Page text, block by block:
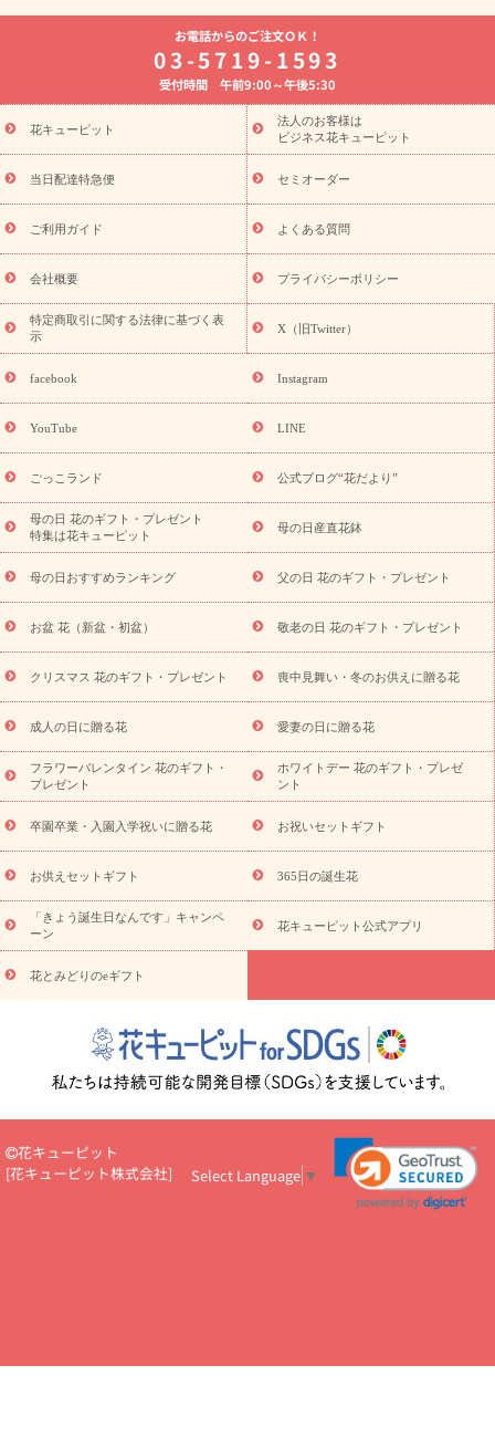
よく贈られる花
お祝いの花特集
誕生日フラワーギフト特集
8月の誕生花(トルコキキョウ)
開店・開業祝い
お供え・お悔やみ お供え・お悔やみの花
通夜・葬儀に贈る花 胡蝶蘭・花鉢
ーブドフラワー
季節のイベント
ひまわり ギフト・プレゼント
特集
お盆 花（新盆・初盆） 季節のイベント
お盆 花（新
盆・初盆）
お盆 花（新盆・初盆）
お盆・お供え 花とセットギ
フト
お盆・お供え プリザーブドフラワー
ひまわり ギフト・プ
レゼント特集
夏の花贈り・お中元・暑中見舞い 花のギフト特集
敬老の日におくる花ギフト・プレゼント特集
花ギフト・プレゼント特集
敬老の日 花のおすすめランキング
敬
老の日 花鉢植えのギフト・プレゼント特集
敬老の日 花とセットギ
フト・プレゼント特集
敬老の日の花 全てのギフト一覧
キャン
ペーン
映画『ウォーターガーディアンズ』コラボキャンペーン
「きょう誕生日なんです」キャンペーン
誕生日の花を探す
誕生日フラワーギフト 誕生日フラワーギフト特集
9月の誕生花(リンドウ)
ら探す
お祝いの花特集 当日配達特急便 お祝い商品一覧
念日
結婚祝い 出産祝い 退院祝い・快気祝い
寿祝い
プチギフト ペットのお祝いフラワー
供え・お悔やみ商品一覧
お供え・お悔やみの花
四十九日法要以
降に贈る花
通夜・葬儀に贈る花
お供え お花とセットギフト
お供え プリザーブドフラワー
ペットのお供えフラワー
お盆（新
盆・初盆）
その他 お祝い返し お見舞い
お取り寄せギフト
ビジネス用
ご自宅用 観葉植物 ミディ胡蝶蘭
プリザーブ
ドフラワー
スタイルから探す アレンジメント 花束
スタ
ンド花
お祝い お供え・お悔やみ 胡蝶蘭 胡蝶蘭・花鉢
ディ胡蝶蘭・お祝い
ミディ胡蝶蘭・お供え
世界初の青色胡蝶蘭
観葉植物
観葉植物 産直多肉植物
プリザーブドフラワー
お祝い
お供え・お悔やみ 花とセットギフト
セミオーダー
プチギフト（hanamore -ハナモア-）
花とみどりのeギフト
キューピットのeGfit
カラー ピンク イエローオレンジ
レッ
ド
お花の種類 トルコキキョウ
お祝い お祝い・3000円～ お祝い・4000円～
お祝い・
5000円～
お祝い・7000円～ お祝い・ 10000円～
お供え・お
悔やみ
円～
お供え・お悔やみ・
読み物
いのマナー
定年退職祝いのマナー
お祝いを贈るときのマナー・
花キューピットのお祝いコラム一覧
誕生日のお花を「色
彩心理学」で選ぶ方法
結婚祝いの予算相場
出産祝いお役立ち情
ール
新築引っ越し祝いコラム お祝い花のマナー総まとめ
職
場上司や先輩へ贈るお祝い花の正解は？
開店祝いの花 選び方ガイ
あり)
花キューピット×専門家
CO2排出量削減 / SDGsを考える
お電話からのご注文ＯＫ！
03-5719-1593
受付時間 午前9:00～午後5:30
花キューピット
法人のお客様は
ビジネス花キューピット
当日配達特急便 セミオーダー
ご利用ガイド よくある質問
会社概要 プライバシーポリシー
特定商取引に関する法律に基づく表
示
X（旧Twitter）
facebook Instagram
YouTube LINE
ごっこランド 公式ブログ“花だより”
母の日 花のギフト・プレゼント
特集は花キューピット
母の日産直花鉢
母の日おすすめランキング 父の日 花のギフト・プレゼント
お盆 花（新盆・初盆） 敬老の日 花のギフト・プレゼント
クリスマス 花のギフト・プレゼント 喪中見舞い・冬のお供えに贈る花
成人の日に贈る花 愛妻の日に贈る花
フラワーバレンタイン 花のギフト・
プレゼント
ホワイトデー 花のギフト・プレゼ
ント
卒園卒業・入園入学祝いに贈る花 お祝いセットギフト
お供えセットギフト 365日の誕生花
「きょう誕生日なんです」キャンペ
ーン
花キューピット公式アプリ
花とみどりのeギフト
花キューピット
[花キューピット株式会社] Select Language ▼